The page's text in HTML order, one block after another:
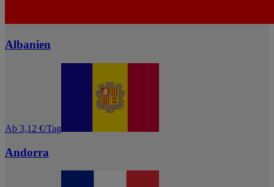
Albanien
Ab 3,12 €/Tag
Andorra